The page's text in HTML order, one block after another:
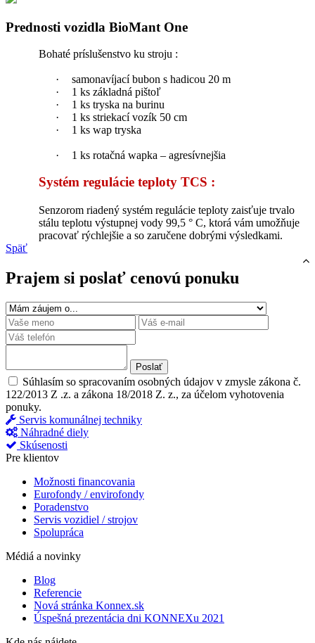
Prednosti vozidla BioMant One
Bohaté príslušenstvo ku stroju :
·
samonavíjací bubon s hadicou 20 m
·
1 ks základná pištoľ
·
1 ks tryska na burinu
·
1 ks striekací vozík 50 cm
·
1 ks wap tryska
· 1 ks rotačná wapka – agresívnejšia
Systém regulácie teploty TCS :
Senzorom riadený systém regulácie teploty zaisťuje trvalo
stálu teplotu výstupnej vody 99,5 ° C, ktorá vám umožňuje
pracovať rýchlejšie a so zaručene dobrými výsledkami.
Späť
Prajem si poslať cenovú ponuku
Poslať
Súhlasím so spracovaním osobných údajov v zmysle zákona č.
122/2013 Z .z. a zákona 18/2018 Z. z., za účelom vyhotovenia
ponuky.
Servis komunálnej techniky
Náhradné diely
Skúsenosti
Pre klientov
Možnosti financovania
Eurofondy / envirofondy
Poradenstvo
Servis vozidiel / strojov
Spolupráca
Médiá a novinky
Blog
Referencie
Nová stránka Konnex.sk
Úspešná prezentácia dni KONNEXu 2021